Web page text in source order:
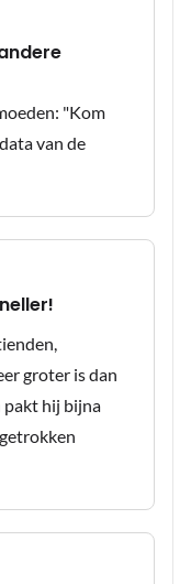
"Kom
van de
groter is dan
pakt hij bijna